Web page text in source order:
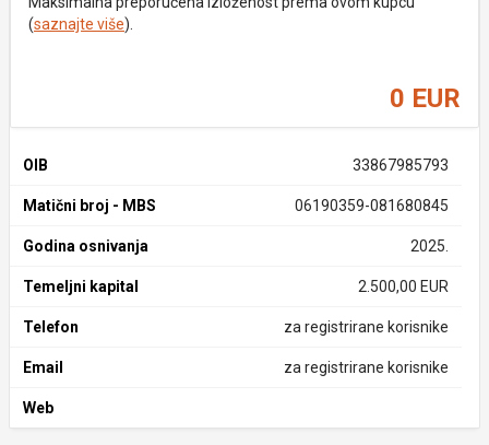
(saznajte više).
0 EUR
OIB 33867985793
Matični broj - MBS 06190359-081680845
Godina osnivanja 2025.
Temeljni kapital 2.500,00 EUR
Telefon za registrirane korisnike
Email za registrirane korisnike
Web